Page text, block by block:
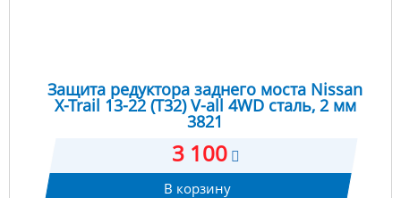
Защита редуктора заднего моста Nissan
X-Trail 13-22 (T32) V-all 4WD сталь, 2 мм
3821
3 100
В корзину